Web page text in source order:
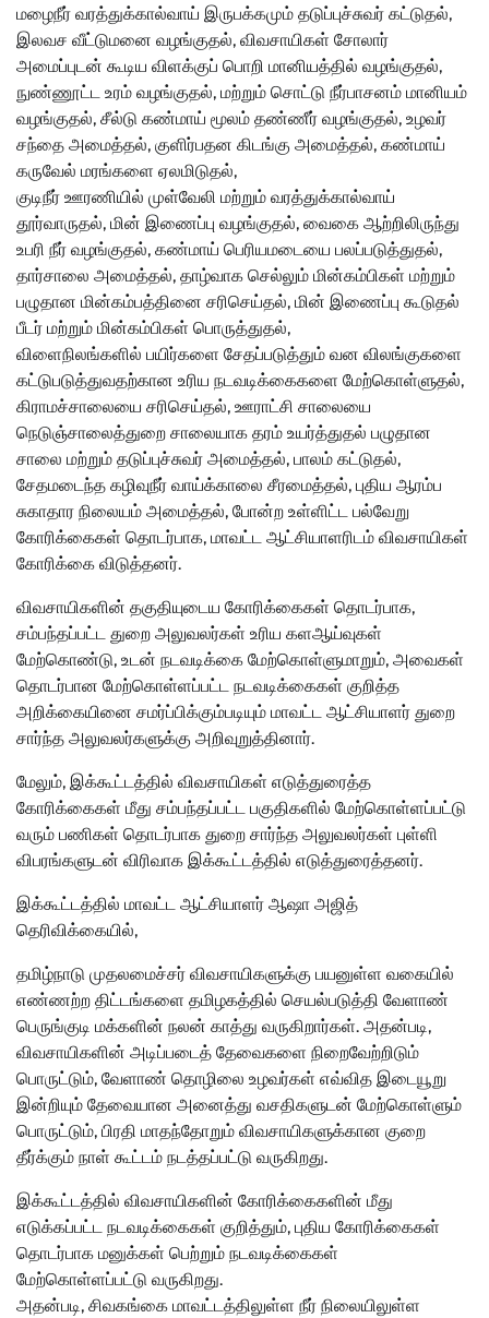
மழைநீர் வரத்துக்கால்வாய் இருபக்கமும் தடுப்புச்சுவர் கட்டுதல்,
இலவச வீட்டுமனை வழங்குதல், விவசாயிகள் சோலார்
அமைப்புடன் கூடிய விளக்குப் பொறி மானியத்தில் வழங்குதல்,
நுண்ணூட்ட உரம் வழங்குதல், மற்றும் சொட்டு நீர்பாசனம் மானியம்
வழங்குதல், சீல்டு கண்மாய் மூலம் தண்ணீர் வழங்குதல், உழவர்
சந்தை அமைத்தல், குளிர்பதன கிடங்கு அமைத்தல், கண்மாய்
கருவேல் மரங்களை ஏலமிடுதல்,
குடிநீர் ஊரணியில் முள்வேலி மற்றும் வரத்துக்கால்வாய்
தூர்வாருதல், மின் இணைப்பு வழங்குதல், வைகை ஆற்றிலிருந்து
உபரி நீர் வழங்குதல், கண்மாய் பெரியமடையை பலப்படுத்துதல்,
தார்சாலை அமைத்தல், தாழ்வாக செல்லும் மின்கம்பிகள் மற்றும்
பழுதான மின்கம்பத்தினை சரிசெய்தல், மின் இணைப்பு கூடுதல்
பீடர் மற்றும் மின்கம்பிகள் பொருத்துதல்,
விளைநிலங்களில் பயிர்களை சேதப்படுத்தும் வன விலங்குகளை
கட்டுபடுத்துவதற்கான உரிய நடவடிக்கைகளை மேற்கொள்ளுதல்,
கிராமச்சாலையை சரிசெய்தல், ஊராட்சி சாலையை
நெடுஞ்சாலைத்துறை சாலையாக தரம் உயர்த்துதல் பழுதான
சாலை மற்றும் தடுப்புச்சுவர் அமைத்தல், பாலம் கட்டுதல்,
சேதமடைந்த கழிவுநீர் வாய்க்காலை சீரமைத்தல், புதிய ஆரம்ப
சுகாதார நிலையம் அமைத்தல், போன்ற உள்ளிட்ட பல்வேறு
கோரிக்கைகள் தொடர்பாக, மாவட்ட ஆட்சியாளரிடம் விவசாயிகள்
கோரிக்கை விடுத்தனர்.
விவசாயிகளின் தகுதியுடைய கோரிக்கைகள் தொடர்பாக,
சம்பந்தப்பட்ட துறை அலுவலர்கள் உரிய களஆய்வுகள்
மேற்கொண்டு, உடன் நடவடிக்கை மேற்கொள்ளுமாறும், அவைகள்
தொடர்பான மேற்கொள்ளப்பட்ட நடவடிக்கைகள் குறித்த
அறிக்கையினை சமர்ப்பிக்கும்படியும் மாவட்ட ஆட்சியாளர் துறை
சார்ந்த அலுவலர்களுக்கு அறிவுறுத்தினார்.
மேலும், இக்கூட்டத்தில் விவசாயிகள் எடுத்துரைத்த
கோரிக்கைகள் மீது சம்பந்தப்பட்ட பகுதிகளில் மேற்கொள்ளப்பட்டு
வரும் பணிகள் தொடர்பாக துறை சார்ந்த அலுவலர்கள் புள்ளி
விபரங்களுடன் விரிவாக இக்கூட்டத்தில் எடுத்துரைத்தனர்.
இக்கூட்டத்தில் மாவட்ட ஆட்சியாளர் ஆஷா அஜித்
தெரிவிக்கையில்,
தமிழ்நாடு முதலமைச்சர் விவசாயிகளுக்கு பயனுள்ள வகையில்
எண்ணற்ற திட்டங்களை தமிழகத்தில் செயல்படுத்தி வேளாண்
பெருங்குடி மக்களின் நலன் காத்து வருகிறார்கள். அதன்படி,
விவசாயிகளின் அடிப்படைத் தேவைகளை நிறைவேற்றிடும்
பொருட்டும், வேளாண் தொழிலை உழவர்கள் எவ்வித இடையூறு
இன்றியும் தேவையான அனைத்து வசதிகளுடன் மேற்கொள்ளும்
பொருட்டும், பிரதி மாதந்தோறும் விவசாயிகளுக்கான குறை
தீர்க்கும் நாள் கூட்டம் நடத்தப்பட்டு வருகிறது.
இக்கூட்டத்தில் விவசாயிகளின் கோரிக்கைகளின் மீது
எடுக்கப்பட்ட நடவடிக்கைகள் குறித்தும், புதிய கோரிக்கைகள்
தொடர்பாக மனுக்கள் பெற்றும் நடவடிக்கைகள்
மேற்கொள்ளப்பட்டு வருகிறது.
அதன்படி, சிவகங்கை மாவட்டத்திலுள்ள நீர் நிலையிலுள்ள